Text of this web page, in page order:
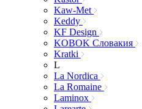
Kaw-Met
Keddy
KF Design
KOBOK Словакия
Kratki
L
La Nordica
La Romaine
Laminox